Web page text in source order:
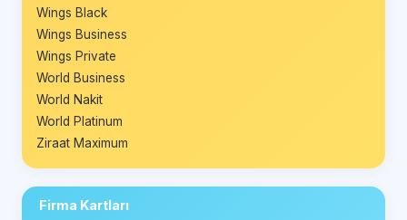
Wings Black
Wings Business
Wings Private
World Business
World Nakit
World Platinum
Ziraat Maximum
Firma Kartları